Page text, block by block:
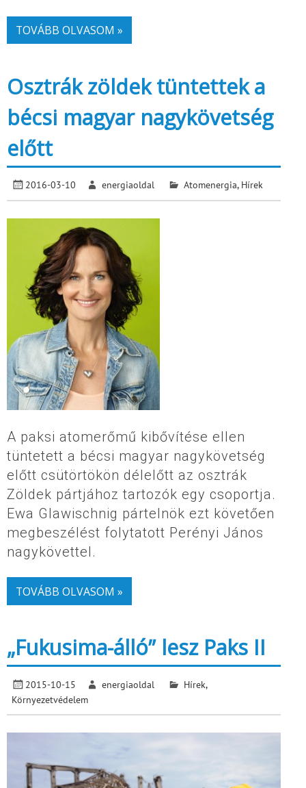
TOVÁBB OLVASOM »
Osztrák zöldek tüntettek a
bécsi magyar nagykövetség
előtt
2016-03-10 energiaoldal Atomenergia, Hírek
A paksi atomerőmű kibővítése ellen
tüntetett a bécsi magyar nagykövetség
előtt csütörtökön délelőtt az osztrák
Zöldek pártjához tartozók egy csoportja.
Ewa Glawischnig pártelnök ezt követően
megbeszélést folytatott Perényi János
nagykövettel.
TOVÁBB OLVASOM »
„Fukusima-álló” lesz Paks II
2015-10-15 energiaoldal Hírek,
Környezetvédelem